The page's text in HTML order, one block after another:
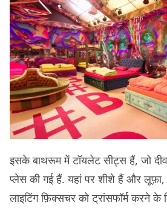
इसके बाथरूम में टॉयलेट सीट्स हैं, जो
प्लेस की गई हैं. यहां पर शीशे हैं और
लाइटिंग फ़िक्सचर को ट्रांसफॉर्म करने के